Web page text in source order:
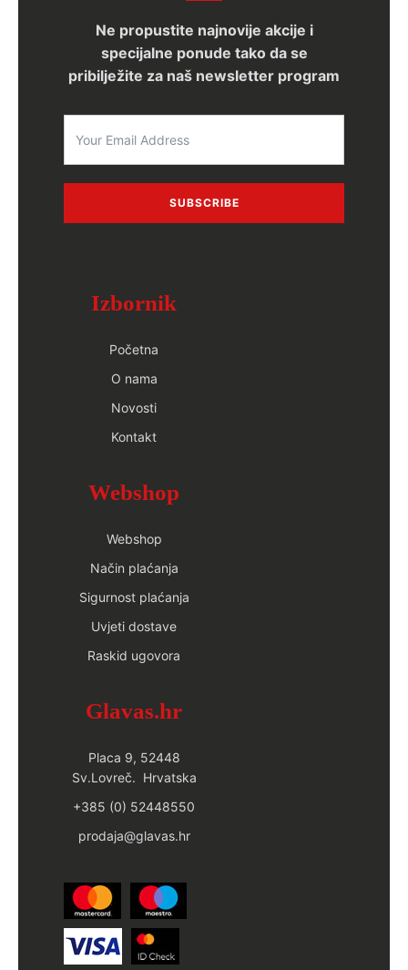
Ne propustite najnovije akcije i
specijalne ponude tako da se
pribilježite za naš newsletter program
SUBSCRIBE
Izbornik
Početna
O nama
Novosti
Kontakt
Webshop
Webshop
Način plaćanja
Sigurnost plaćanja
Uvjeti dostave
Raskid ugovora
Glavas.hr
Placa 9, 52448
Sv.Lovreč. Hrvatska
+385 (0) 52448550
prodaja@glavas.hr